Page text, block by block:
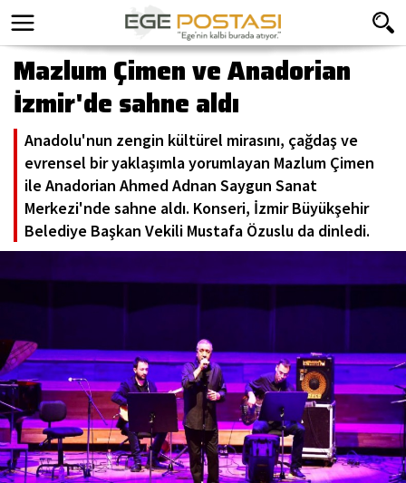
Mazlum Çimen ve Anadorian
İzmir'de sahne aldı
Anadolu'nun zengin kültürel mirasını, çağdaş ve
evrensel bir yaklaşımla yorumlayan Mazlum Çimen
ile Anadorian Ahmed Adnan Saygun Sanat
Merkezi'nde sahne aldı. Konseri, İzmir Büyükşehir
Belediye Başkan Vekili Mustafa Özuslu da dinledi.